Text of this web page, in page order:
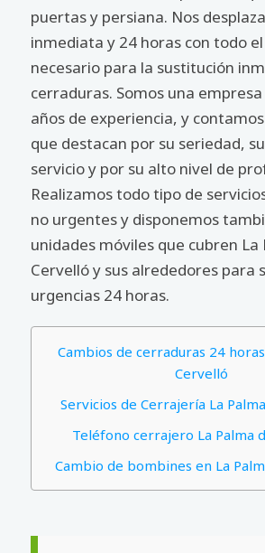
puertas y persiana. Nos
inmediata y 24 horas con todo
necesario para la sustitución
cerraduras. Somos una
años de experiencia, y
que destacan por su seriedad,
servicio y por su alto nivel de
Realizamos todo tipo de
no urgentes y disponemos
unidades móviles que cubren La
Cervelló y sus alrededores para
urgencias 24 horas.
Cambios de cerraduras 24
Cervelló
Servicios de Cerrajería La
Teléfono cerrajero La Palma
Cambio de bombines en La